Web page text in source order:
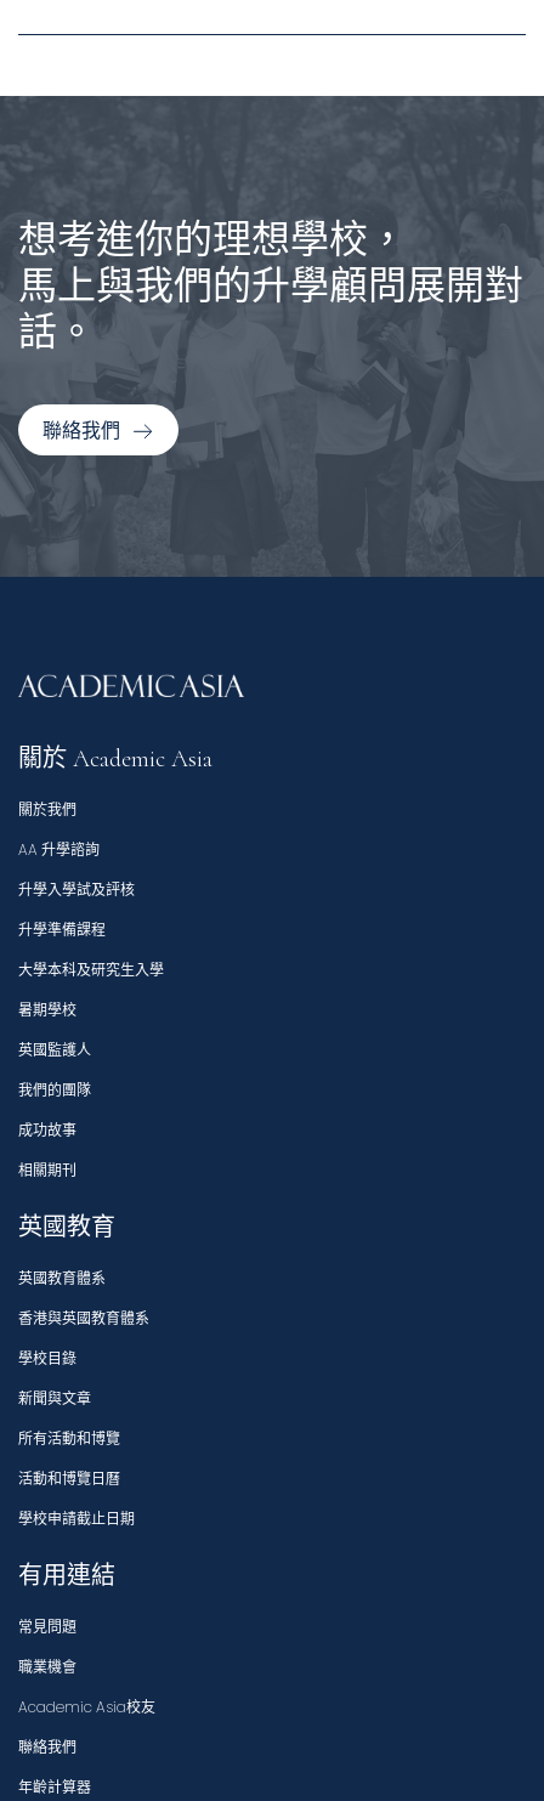
想考進你的理想學校，
馬上與我們的升學顧問展開對
話。
聯絡我們
關於 Academic Asia
關於我們
AA 升學諮詢
升學入學試及評核
升學準備課程
大學本科及研究生入學
暑期學校
英國監護人
我們的團隊
成功故事
相關期刊
英國教育
英國教育體系
香港與英國教育體系
學校目錄
新聞與文章
所有活動和博覽
活動和博覽日曆
學校申請截止日期
有用連結
常見問題
職業機會
Academic Asia校友
聯絡我們
年齡計算器